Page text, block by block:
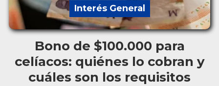
Bono de $100.000 para
celíacos: quiénes lo cobran y
cuáles son los requisitos
Interés General